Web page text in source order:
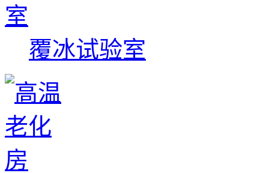
覆冰试验室